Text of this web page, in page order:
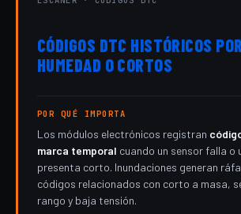
CÓDIGOS DTC HISTÓRICOS POR
HUMEDAD O CORTOS
POR QUÉ IMPORTA
Los módulos electrónicos registran
marca temporal cuando un sensor falla o
presenta corto. Inundaciones generan
códigos relacionados con corto a masa,
rango y baja tensión.